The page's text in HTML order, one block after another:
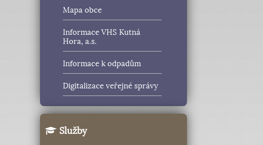
Mapa obce
Informace VHS Kutná
Hora, a.s.
Informace k odpadům
Digitalizace veřejné správy
Služby